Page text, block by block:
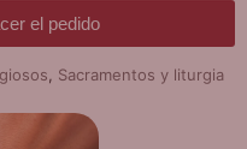
el pedido
Sacramentos y liturgia